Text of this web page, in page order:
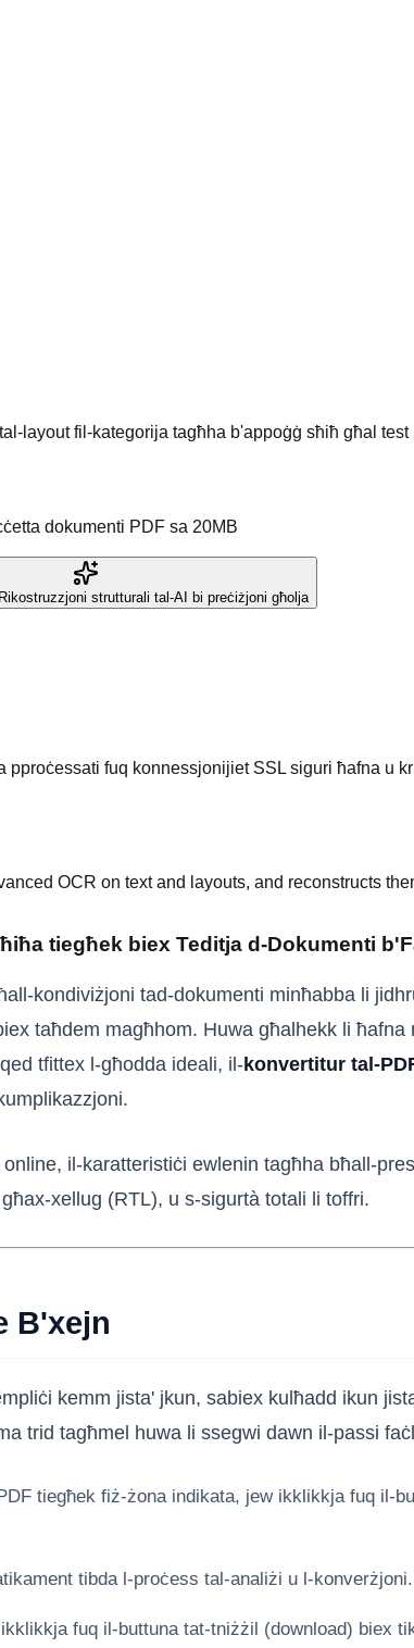
layout fil-kategorija tagħha b'appoġġ sħiħ għal
dokumenti PDF sa 20MB
Rikostruzzjoni strutturali tal-AI bi preċiżjoni għolja
fuq konnessjonijiet SSL siguri ħafna u
OCR on text and layouts, and reconstructs
tiegħek biex Teditja d-Dokumenti
kondiviżjoni tad-dokumenti minħabba li
taħdem magħhom. Huwa għalhekk li
tfittex l-għodda ideali, il-konvertitur tal-
il-karatteristiċi ewlenin tagħha bħall-
xellug (RTL), u s-sigurtà totali li toffri.
B'xejn
kemm jista' jkun, sabiex kulħadd ikun
trid tagħmel huwa li ssegwi dawn il-passi
tiegħek fiż-żona indikata, jew ikklikkja fuq il-
tibda l-proċess tal-analiżi u l-
fuq il-buttuna tat-tniżżil (download) biex